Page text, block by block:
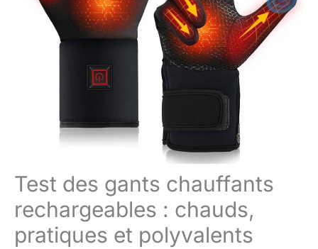
Test des gants chauffants
rechargeables : chauds,
pratiques et polyvalents